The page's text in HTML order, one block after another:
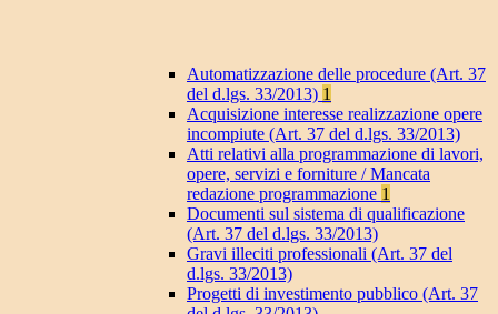
Automatizzazione delle procedure (Art. 37
del d.lgs. 33/2013) 1
Acquisizione interesse realizzazione opere
incompiute (Art. 37 del d.lgs. 33/2013)
Atti relativi alla programmazione di lavori,
opere, servizi e forniture / Mancata
redazione programmazione 1
Documenti sul sistema di qualificazione
(Art. 37 del d.lgs. 33/2013)
Gravi illeciti professionali (Art. 37 del
d.lgs. 33/2013)
Progetti di investimento pubblico (Art. 37